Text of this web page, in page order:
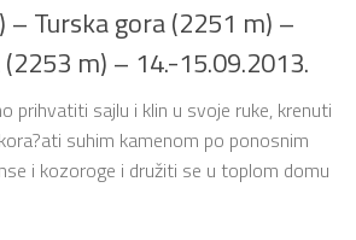
– Turska gora (2251 m) –
m) – 14.-15.09.2013.
prihvatiti sajlu i klin u svoje ruke, krenuti
suhim kamenom po ponosnim
i kozoroge i družiti se u toplom domu